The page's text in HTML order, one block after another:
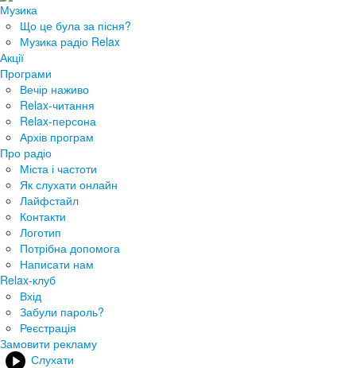
Музика
Що це була за пісня?
Музика радіо Relax
Акції
Програми
Вечір наживо
Relax-читання
Relax-персона
Архів програм
Про радіо
Міста і частоти
Як слухати онлайн
Лайфстайл
Контакти
Логотип
Потрібна допомога
Написати нам
Relax-клуб
Вхід
Забули пароль?
Реєстрація
Замовити рекламу
Слухати